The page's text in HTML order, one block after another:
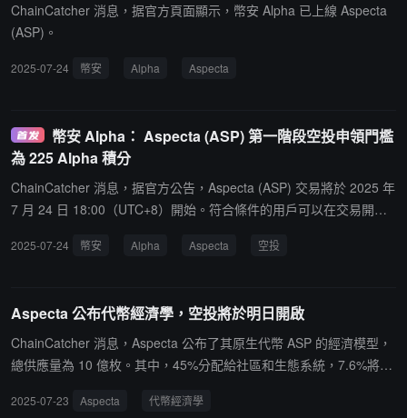
ChainCatcher 消息，据官方頁面顯示，幣安 Alpha 已上線 Aspecta
(ASP)。
2025-07-24 幣安 Alpha Aspecta
幣安 Alpha： Aspecta (ASP) 第一階段空投申領門檻
為 225 Alpha 積分
ChainCatcher 消息，据官方公告，Aspecta (ASP) 交易將於 2025 年
7 月 24 日 18:00（UTC+8）開始。符合條件的用戶可以在交易開始
ASP 代幣的空投。Binance Alpha 空投將分兩個階段進行：第一階段
用戶，即可參與空投，先到先得。若獎勵未全部發放完畢，積分門檻
將每小時自動降低10積分。請注意，領取空投將消耗 15 個幣安Alph
a積分。用戶必須在24小時內在Alpha活動頁面確認領取，否則將被視
2025-07-24 幣安 Alpha Aspecta 空投
Aspecta 公布代幣經濟學，空投將於明日開啟
ChainCatcher 消息，Aspecta 公布了其原生代幣 ASP 的經濟模型，
總供應量為 10 億枚。其中，45%分配給社區和生態系統，7.6%將在
鏈用戶，0.7%用於盤前價格發現，30%用於社區和生態系統增長，2
2025-07-23 Aspecta 代幣經濟學